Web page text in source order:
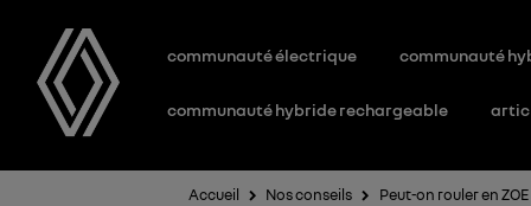
communauté électrique communauté
communauté hybride rechargeable
Accueil Nos conseils Peut-on rouler en